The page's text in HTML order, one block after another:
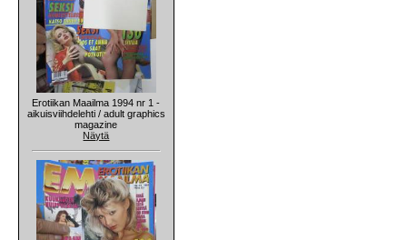
Erotiikan Maailma 1994 nr 1 -
aikuisviihdelehti / adult graphics
magazine
Näytä